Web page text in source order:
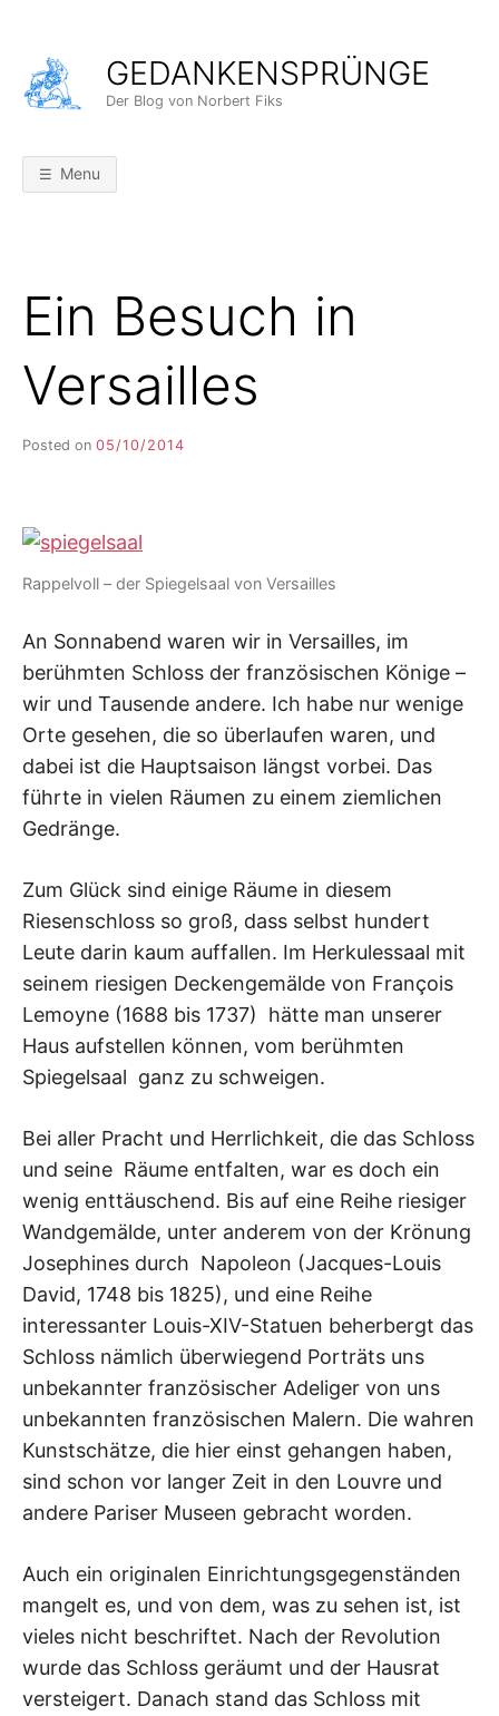
content
GEDANKENSPRÜNGE
Der Blog von Norbert Fiks
Menu
Ein Besuch in
Versailles
Posted on 05/10/2014
L
R
Rappelvoll – der Spiegelsaal von Versailles
An Sonnabend waren wir in Versailles, im
berühmten Schloss der französischen Könige –
wir und Tausende andere. Ich habe nur wenige
Orte gesehen, die so überlaufen waren, und
dabei ist die Hauptsaison längst vorbei. Das
führte in vielen Räumen zu einem ziemlichen
Gedränge.
Zum Glück sind einige Räume in diesem
Riesenschloss so groß, dass selbst hundert
Leute darin kaum auffallen. Im Herkulessaal mit
seinem riesigen Deckengemälde von François
Lemoyne (1688 bis 1737) hätte man unserer
Haus aufstellen können, vom berühmten
Spiegelsaal ganz zu schweigen.
Bei aller Pracht und Herrlichkeit, die das Schloss
und seine Räume entfalten, war es doch ein
wenig enttäuschend. Bis auf eine Reihe riesiger
Wandgemälde, unter anderem von der Krönung
Josephines durch Napoleon (Jacques-Louis
David, 1748 bis 1825), und eine Reihe
interessanter Louis-XIV-Statuen beherbergt das
Schloss nämlich überwiegend Porträts uns
unbekannter französischer Adeliger von uns
unbekannten französischen Malern. Die wahren
Kunstschätze, die hier einst gehangen haben,
sind schon vor langer Zeit in den Louvre und
andere Pariser Museen gebracht worden.
Auch ein originalen Einrichtungsgegenständen
mangelt es, und von dem, was zu sehen ist, ist
vieles nicht beschriftet. Nach der Revolution
wurde das Schloss geräumt und der Hausrat
versteigert. Danach stand das Schloss mit